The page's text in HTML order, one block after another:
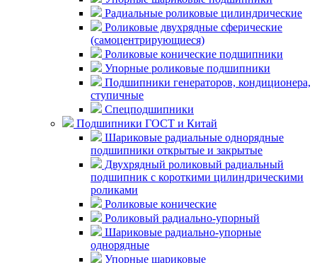
Радиальные роликовые цилиндрические
Роликовые двухрядные сферические
(самоцентрирующиеся)
Роликовые конические подшипники
Упорные роликовые подшипники
Подшипники генераторов, кондиционера,
ступичные
Спецподшипники
Подшипники ГОСТ и Китай
Шариковые радиальные однорядные
подшипники открытые и закрытые
Двухрядный роликовый радиальный
подшипник с короткими цилиндрическими
роликами
Роликовые конические
Роликовый радиально-упорный
Шариковые радиально-упорные
однорядные
Упорные шариковые